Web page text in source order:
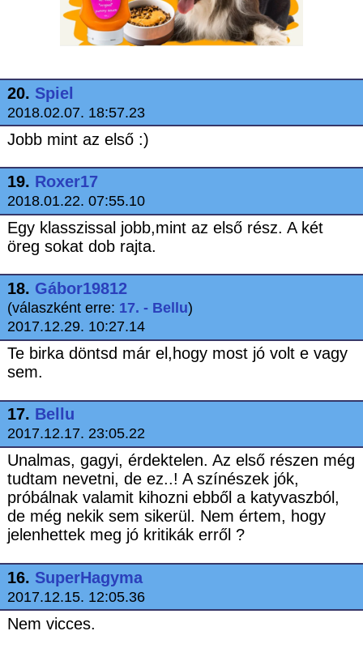
20. Spiel
2018.02.07. 18:57.23
Jobb mint az első :)
19. Roxer17
2018.01.22. 07:55.10
Egy klasszissal jobb,mint az első rész. A két
öreg sokat dob rajta.
18. Gábor19812
(válaszként erre: 17. - Bellu)
2017.12.29. 10:27.14
Te birka döntsd már el,hogy most jó volt e vagy
sem.
17. Bellu
2017.12.17. 23:05.22
Unalmas, gagyi, érdektelen. Az első részen még
tudtam nevetni, de ez..! A színészek jók,
próbálnak valamit kihozni ebből a katyvaszból,
de még nekik sem sikerül. Nem értem, hogy
jelenhettek meg jó kritikák erről ?
16. SuperHagyma
2017.12.15. 12:05.36
Nem vicces.